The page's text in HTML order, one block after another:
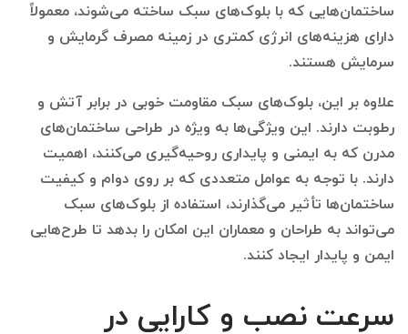
ساختمان‌هایی که با بلوک‌های سبک ساخته می‌شوند، معمولاً
دارای هزینه‌های انرژی کمتری در زمینه مصرف گرمایش و
سرمایش هستند.
علاوه بر این، بلوک‌های سبک مقاومت خوبی در برابر آتش و
رطوبت دارند. این ویژگی‌ها به ویژه در طراحی ساختمان‌های
مدرن که به ایمنی و پایداری روحیه‌گیری می‌کنند، اهمیت
دارند. با توجه به عوامل متعددی که بر روی دوام و کیفیت
ساختمان‌ها تأثیر می‌گذارند، استفاده از بلوک‌های سبک
می‌تواند به طراحان و معماران این امکان را بدهد تا طرح‌هایی
ایمن و پایدار ایجاد کنند.
سرعت نصب و کارایی در